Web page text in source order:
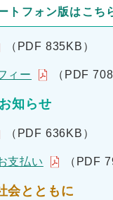
トフォン版はこち
（PDF 835KB）
ィー （PDF
知らせ
（PDF 636KB）
支払い （PDF
会とともに